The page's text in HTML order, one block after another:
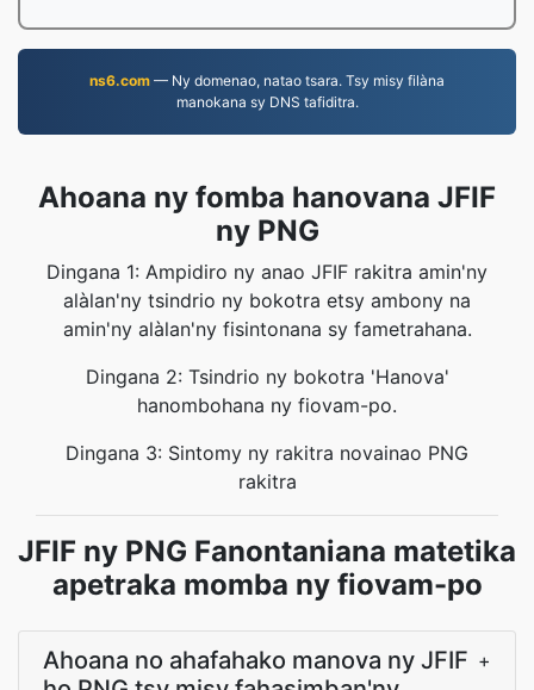
ns6.com — Ny domenao, natao tsara. Tsy misy filàna
manokana sy DNS tafiditra.
Ahoana ny fomba hanovana JFIF
ny PNG
Dingana 1: Ampidiro ny anao JFIF rakitra amin'ny
alàlan'ny tsindrio ny bokotra etsy ambony na
amin'ny alàlan'ny fisintonana sy fametrahana.
Dingana 2: Tsindrio ny bokotra 'Hanova'
hanombohana ny fiovam-po.
Dingana 3: Sintomy ny rakitra novainao PNG
rakitra
JFIF ny PNG Fanontaniana matetika
apetraka momba ny fiovam-po
Ahoana no ahafahako manova ny JFIF +